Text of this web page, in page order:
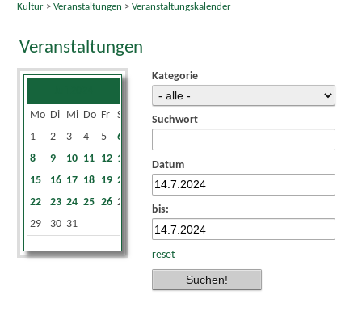
Kultur> Veranstaltungen > Veranstaltungskalender
Veranstaltungen
Mo Di Mi Do Fr Sa
1
2 3 4 5 6
8
9 10 11 12 13
15
16 17 18 19 20
22
23 24 25 26 27
29
30 31
Kategorie
Suchwort
Datum
bis:
reset